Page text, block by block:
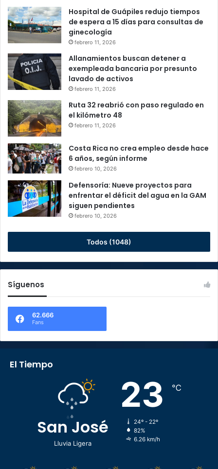
Hospital de Guápiles redujo tiempos
de espera a 15 días para consultas de
ginecología
febrero 11, 2026
Allanamientos buscan detener a
exempleada bancaria por presunto
lavado de activos
febrero 11, 2026
Ruta 32 reabrió con paso regulado en
el kilómetro 48
febrero 11, 2026
Costa Rica no crea empleo desde hace
6 años, según informe
febrero 10, 2026
Defensoría: Nueve proyectos para
enfrentar el déficit del agua en la GAM
siguen pendientes
febrero 10, 2026
Todos (1048)
Síguenos
62.666
Fans
El Tiempo
San José
Lluvia Ligera
23 ℃
24º - 22º
82%
6.26 km/h